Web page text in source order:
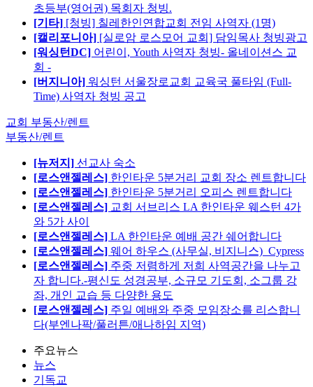
초등부(영어권) 목회자 청빙.
[기타] [청빙] 칠레한인연합교회 전임 사역자 (1명)
[캘리포니아] [실로암 로스모어 교회] 담임목사 청빙광고
[워싱턴DC] 어린이, Youth 사역자 청빙- 올네이션스 교
회 -
[버지니아] 워싱턴 서울장로교회 교육국 풀타임 (Full-
Time) 사역자 청빙 공고
교회 부동산/렌트
부동산/렌트
[뉴저지] 선교사 숙소
[로스앤젤레스] 한인타운 5분거리 교회 장소 렌트합니다
[로스앤젤레스] 한인타운 5분거리 오피스 렌트합니다
[로스앤젤레스] 교회 서브리스 LA 한인타운 웨스턴 4가
와 5가 사이
[로스앤젤레스] LA 한인타운 예배 공간 쉐어합니다
[로스앤젤레스] 웨어 하우스 (사무실, 비지니스)_Cypress
[로스앤젤레스] 주중 저렴하게 저희 사역공간을 나누고
자 합니다.-평신도 성경공부, 소규모 기도회, 소그룹 강
좌, 개인 교습 등 다양한 용도
[로스앤젤레스] 주일 예배와 주중 모임장소를 리스합니
다(부엔나팍/풀러튼/애나하임 지역)
주요뉴스
뉴스
기독교